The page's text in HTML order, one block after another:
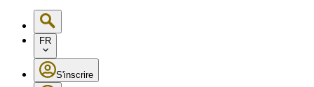
FR
S'inscrire